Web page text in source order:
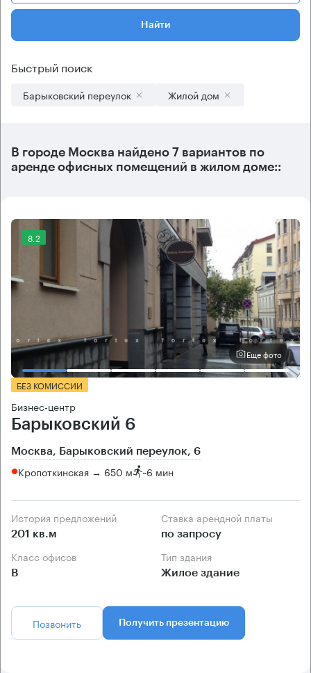
Найти
Быстрый поиск
Барыковский переулок Жилой дом
В городе Москва найдено 7 вариантов по
аренде офисных помещений в жилом доме::
8.2
Еще фото
БЕЗ КОМИССИИ
Бизнес-центр
Барыковский 6
Москва, Барыковский переулок, 6
Кропоткинская → 650 м ~6 мин
История предложений
201 кв.м
Ставка арендной платы
по запросу
Класс офисов
B
Тип здания
Жилое здание
Позвонить Получить презентацию